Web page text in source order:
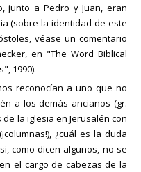
junto a Pedro y Juan, eran
(sobre la identidad de este
véase un comentario
en "The Word Biblical
1990).
reconocían a uno que no
a los demás ancianos (gr.
la iglesia en Jerusalén con
¿cuál es la duda
como dicen algunos, no se
el cargo de cabezas de la